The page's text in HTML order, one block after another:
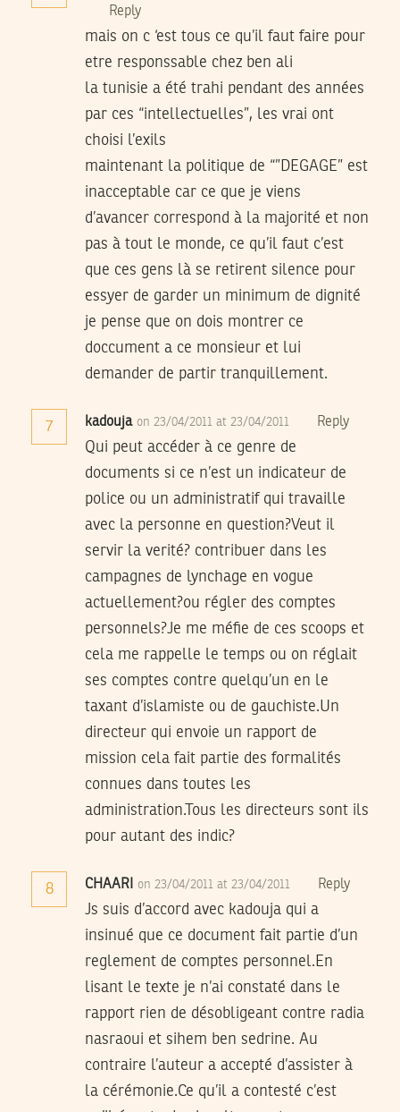
Reply
mais on c ‘est tous ce qu’il faut faire pour
etre responssable chez ben ali
la tunisie a été trahi pendant des années
par ces “intellectuelles”, les vrai ont
choisi l’exils
maintenant la politique de “”DEGAGE” est
inacceptable car ce que je viens
d’avancer correspond à la majorité et non
pas à tout le monde, ce qu’il faut c’est
que ces gens là se retirent silence pour
essyer de garder un minimum de dignité
je pense que on dois montrer ce
doccument a ce monsieur et lui
demander de partir tranquillement.
7 kadouja on 23/04/2011 at 23/04/2011 Reply
Qui peut accéder à ce genre de
documents si ce n’est un indicateur de
police ou un administratif qui travaille
avec la personne en question?Veut il
servir la verité? contribuer dans les
campagnes de lynchage en vogue
actuellement?ou régler des comptes
personnels?Je me méfie de ces scoops et
cela me rappelle le temps ou on réglait
ses comptes contre quelqu’un en le
taxant d’islamiste ou de gauchiste.Un
directeur qui envoie un rapport de
mission cela fait partie des formalités
connues dans toutes les
administration.Tous les directeurs sont ils
pour autant des indic?
8 CHAARI on 23/04/2011 at 23/04/2011 Reply
Js suis d’accord avec kadouja qui a
insinué que ce document fait partie d’un
reglement de comptes personnel.En
lisant le texte je n’ai constaté dans le
rapport rien de désobligeant contre radia
nasraoui et sihem ben sedrine. Au
contraire l’auteur a accepté d’assister à
la cérémonie.Ce qu’il a contesté c’est